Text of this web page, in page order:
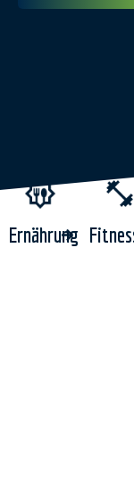
Ernährung